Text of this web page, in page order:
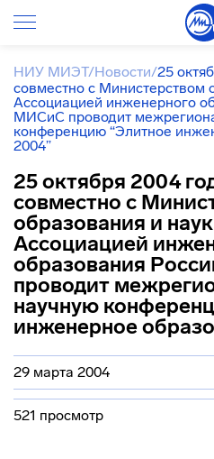
НИУ МИЭТ/Новости/25
совместно с Министерством
Ассоциацией инженерного
МИСиС проводит
конференцию “Элитное
2004”
25 октября 2004
совместно с
образования и
Ассоциацией
образования
проводит
научную
инженерное
29 марта 2004
521 просмотр